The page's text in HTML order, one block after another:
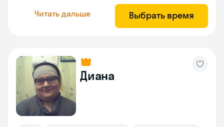
Читать дальше Выбрать время
Диана